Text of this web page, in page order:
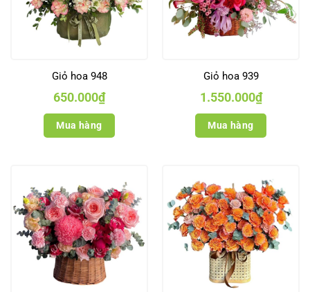
Giỏ hoa 948
650.000₫
Mua hàng
Giỏ hoa 939
1.550.000₫
Mua hàng